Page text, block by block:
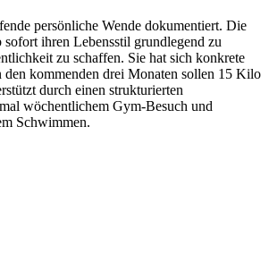
persönliche Wende dokumentiert. Die
sofort ihren Lebensstil grundlegend zu
zu schaffen. Sie hat sich konkrete
den kommenden drei Monaten sollen 15 Kilo
durch einen strukturierten
wöchentlichem Gym-Besuch und
Schwimmen.